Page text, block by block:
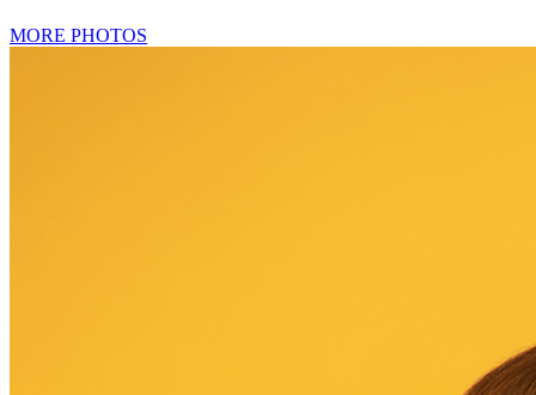
MORE PHOTOS